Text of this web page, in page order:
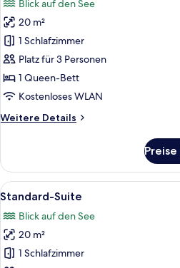
für
Doppelzimmer,
Seeblick
anzeigen
Blick auf den See
20 m²
1 Schlafzimmer
Platz für 3 Personen
1 Queen-Bett
Kostenloses WLAN
Weitere Details
Weitere
Seeblick
Alle
Fotos
für
Standard-
Suite
6
Standard-Suite
Blick auf den See
20 m²
1 Schlafzimmer